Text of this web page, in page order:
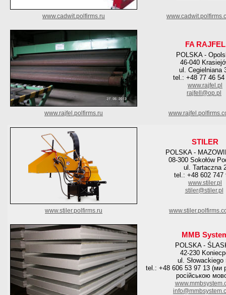
www.cadwit.polfirms.ru
FA RAJFEL
POLSKA -
46-040
ul. Cegielniana
tel.: +48 77 46 54
www.rajfel.pl
rajfell@op.pl
www.rajfel.polfirms.ru
STILER
POLSKA -
08-300 Sokołów
ul. Tartaczna
tel.: +48 602 747
www.stiler.pl
stiler@stiler.pl
www.stiler.polfirms.ru
MMB
POLSKA -
42-230
ul. Słowackiego
tel.: +48 606 53 97 13 (ми
російською